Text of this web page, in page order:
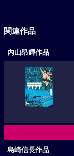
関連作品
内山昂輝作品
島崎信長作品